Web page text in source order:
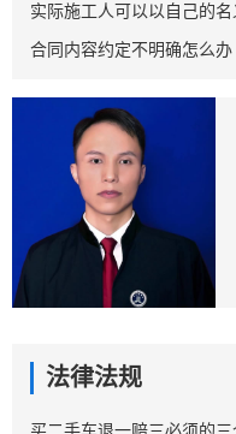
实际施工人可以以自己的
合同内容约定不明确怎么办
法律法规
买二手车退一赔三必须的